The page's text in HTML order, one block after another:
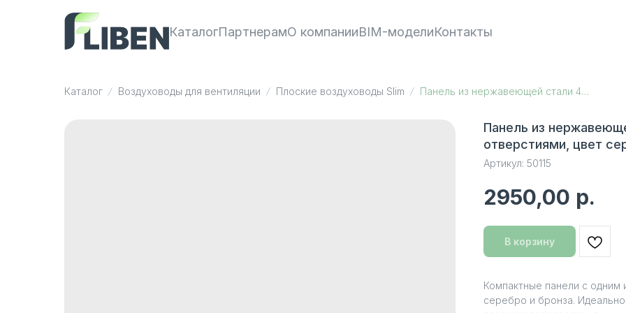
КаталогПартнерамО компанииBIM-моделиКонтакты
Каталог Воздуховоды для вентиляции Плоские воздуховоды Slim Панель из нержавеющей стали 400/90 с двумя щелевыми отверстиями, цвет серебро
Панель из
отверстиями, цвет
Артикул: 50115
2950,00 р.
В корзину
Компактные панели с
серебро и бронза.